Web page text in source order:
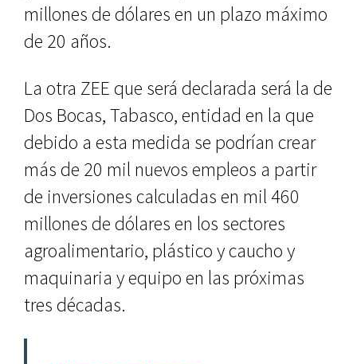
millones de dólares en un plazo máximo
de 20 años.
La otra ZEE que será declarada será la de
Dos Bocas, Tabasco, entidad en la que
debido a esta medida se podrían crear
más de 20 mil nuevos empleos a partir
de inversiones calculadas en mil 460
millones de dólares en los sectores
agroalimentario, plástico y caucho y
maquinaria y equipo en las próximas
tres décadas.